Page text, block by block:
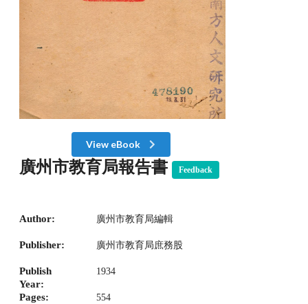
View eBook
廣州市教育局報告書 Feedback
Author: 廣州市教育局編輯
Publisher: 廣州市教育局庶務股
Publish
Year:
1934
Pages: 554